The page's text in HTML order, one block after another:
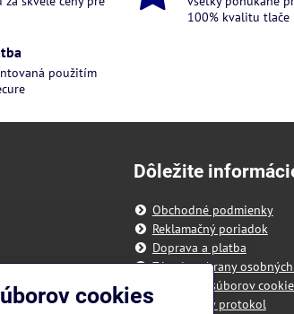
100% kvalitu tlače
použitím
Dôležite
Obchodné podmienky
Reklamačný poriadok
Doprava a platba
Zásady ochrany
Predvoľby súborov
Reklamačný protokol
cookies